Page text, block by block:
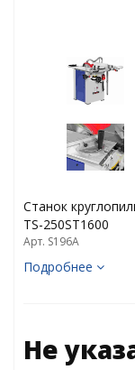
Станок
TS-250ST1600
Арт. S196A
Подробнее
Не